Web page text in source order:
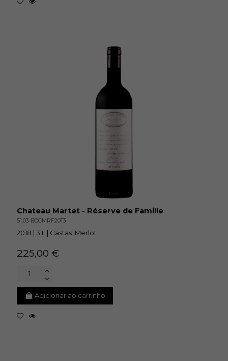
Chateau Martet - Réserve de Famille
51.03 BOCMRF20T3
2018 | 3 L | Castas: Merlot
225,00 €
Adicionar ao carrinho